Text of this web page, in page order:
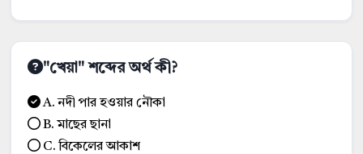
"খেয়া" শব্দের অর্থ কী?
A. নদী পার হওয়ার নৌকা
B. মাছের ছানা
C. বিকেলের আকাশ